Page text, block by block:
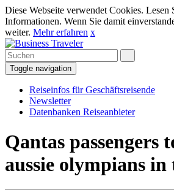
Diese Webseite verwendet Cookies. Lesen
Informationen. Wenn Sie damit
weiter. Mehr erfahren x
Toggle navigation
Reiseinfos für Geschäftsreisende
Newsletter
Datenbanken Reiseanbieter
Qantas passengers
aussie olympians in